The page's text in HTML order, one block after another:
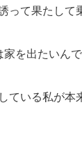
って果たして
家を出たいん
ている私が本